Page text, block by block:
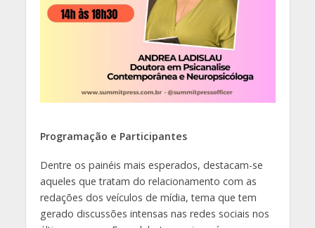
Programação e Participantes
Dentre os painéis mais esperados, destacam-se
aqueles que tratam do relacionamento com as
redações dos veículos de mídia, tema que tem
gerado discussões intensas nas redes sociais nos